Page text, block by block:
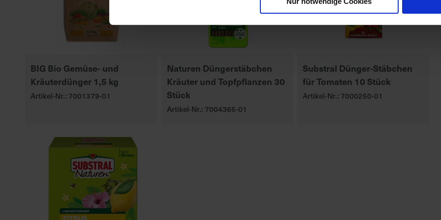
BIG Bio Gemüse- und
Kräuterdünger 1,5 kg
Artikel-Nr.: 7001379-01
Naturen Düngerstäbchen
Kräuter und Topfpflanzen 30
Stück
Artikel-Nr.: 7004365-01
Substral Dünger-Stäbchen
für Tomaten 10 Stück
Artikel-Nr.: 7000250-01